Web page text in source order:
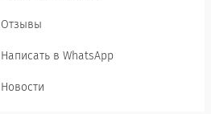
Отзывы
Написать в WhatsApp
Новости